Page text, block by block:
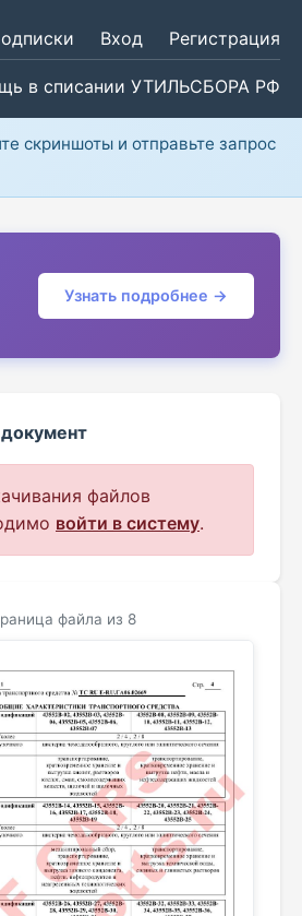
Вход Регистрация
в списании УТИЛЬСБОРА РФ
скриншоты и отправьте запрос
Узнать подробнее →
файлов
войти в систему.
файла из 8